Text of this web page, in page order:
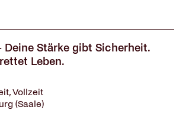
Deine Stärke gibt Sicherheit.
Leben.
Vollzeit
(Saale)